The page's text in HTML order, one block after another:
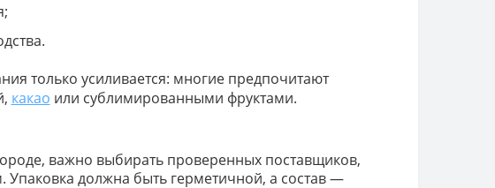
только усиливается: многие предпочитают
какао или сублимированными фруктами.
важно выбирать проверенных поставщиков,
должна быть герметичной, а состав —